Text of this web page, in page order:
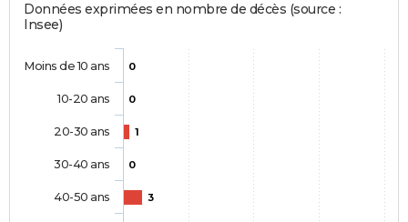
Données exprimées en nombre de décès (source :
Insee)
0
0
1
0
3
Moins de 10 ans
10-20 ans
20-30 ans
30-40 ans
40-50 ans